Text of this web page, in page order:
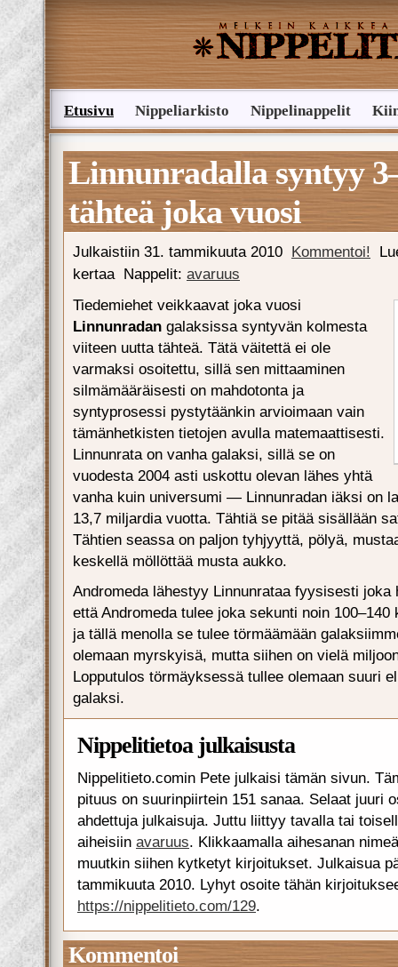
Etusivu Nippeliarkisto Nippelinappelit
Lähetä nippelivinkki
Linnunradalla syntyy
tähteä joka vuosi
Julkaistiin 31. tammikuuta 2010 Kommentoi!
kertaa Nappelit: avaruus
Tiedemiehet veikkaavat joka vuosi
Linnunradan galaksissa syntyvän kolmesta
viiteen uutta tähteä. Tätä väitettä ei ole
varmaksi osoitettu, sillä sen mittaaminen
silmämääräisesti on mahdotonta ja
syntyprosessi pystytäänkin arvioimaan vain
tämänhetkisten tietojen avulla matemaattisesti.
Linnunrata on vanha galaksi, sillä se on
vuodesta 2004 asti uskottu olevan lähes yhtä
vanha kuin universumi — Linnunradan iäksi on
13,7 miljardia vuotta. Tähtiä se pitää sisällään
Tähtien seassa on paljon tyhjyyttä, pölyä,
keskellä möllöttää musta aukko.
Andromeda lähestyy Linnunrataa fyysisesti joka
että Andromeda tulee joka sekunti noin 100–140
ja tällä menolla se tulee törmäämään
olemaan myrskyisä, mutta siihen on vielä
Lopputulos törmäyksessä tullee olemaan suuri
galaksi.
Nippelitietoa julkaisusta
Nippelitieto.comin Pete julkaisi tämän sivun.
pituus on suurinpiirtein 151 sanaa. Selaat juuri
ahdettuja julkaisuja. Juttu liittyy tavalla tai
aiheisiin avaruus. Klikkaamalla aihesanan
muutkin siihen kytketyt kirjoitukset. Julkaisua
tammikuuta 2010. Lyhyt osoite tähän
https://nippelitieto.com/129.
Kommentoi